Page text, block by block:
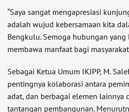
“Saya sangat mengapresiasi
adalah wujud kebersamaan kita
Bengkulu. Semoga hubungan
membawa manfaat bagi
Sebagai Ketua Umum IKJPP, M.
pentingnya kolaborasi antara
adat, dan berbagai elemen lainnya
tantangan pembangunan.